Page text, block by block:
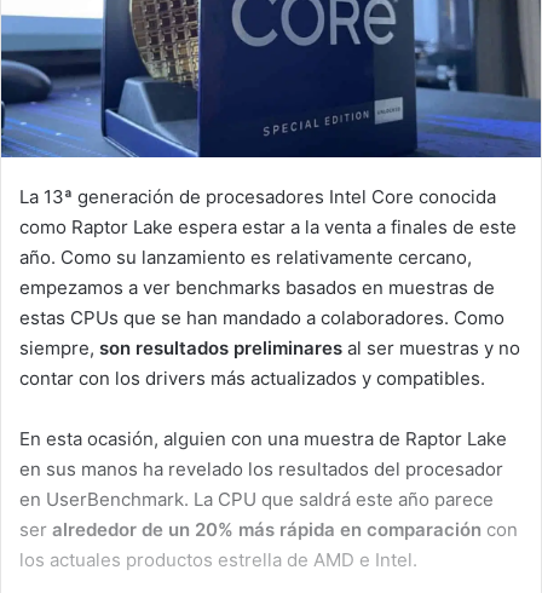
La 13ª generación de procesadores Intel Core conocida
como Raptor Lake espera estar a la venta a finales de este
año. Como su lanzamiento es relativamente cercano,
empezamos a ver benchmarks basados en muestras de
estas CPUs que se han mandado a colaboradores. Como
siempre, son resultados preliminares al ser muestras y no
contar con los drivers más actualizados y compatibles.
En esta ocasión, alguien con una muestra de Raptor Lake
en sus manos ha revelado los resultados del procesador
en UserBenchmark. La CPU que saldrá este año parece
ser alrededor de un 20% más rápida en comparación con
los actuales productos estrella de AMD e Intel.